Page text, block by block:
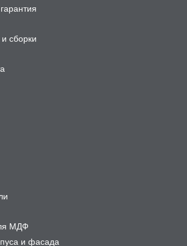
сборки
МДФ
и фасада